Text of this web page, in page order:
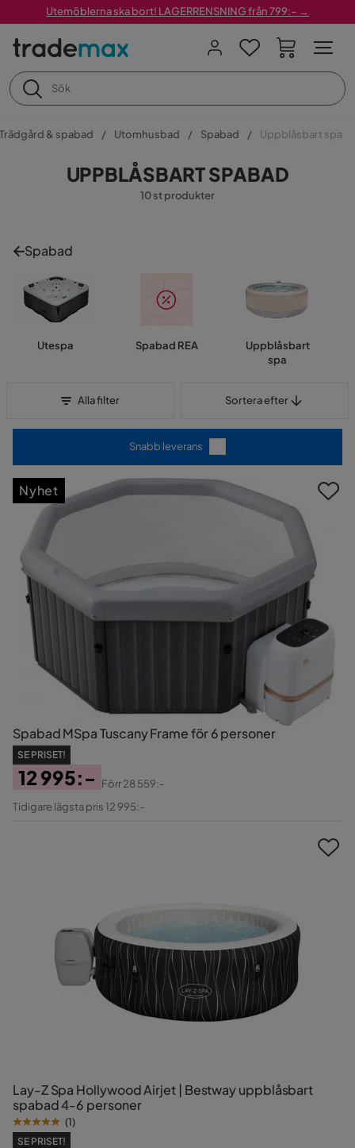
Utemöblerna ska bort! LAGERRENSNING från 799:– →
Trädgård & spabad Utomhusbad Spabad Uppblåsbart spa
UPPBLÅSBART SPABAD
10 st produkter
Spabad
Utespa Spabad REA
Uppblåsbart
spa
Alla filter Sortera efter
Snabb leverans
Spabad MSpa Tuscany Frame för 6 personer
SE PRISET!
Pris
12 995:-
Original
Förr28 559:-
Tidigare lägsta pris 12 995:-
Nyhet
Lay-Z Spa Hollywood Airjet | Bestway uppblåsbart
spabad 4-6 personer
(1)
SE PRISET!